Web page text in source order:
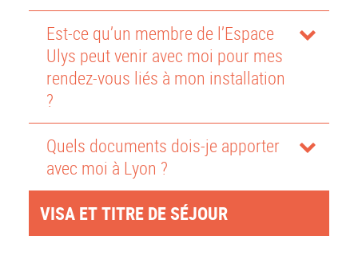
Est-ce qu’un membre de l’Espace
Ulys peut venir avec moi pour mes
rendez-vous liés à mon installation
?
Quels documents dois-je apporter
avec moi à Lyon ?
VISA ET TITRE DE SÉJOUR